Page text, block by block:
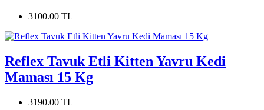
3100.00 TL
Reflex Tavuk Etli Kitten Yavru Kedi
Maması 15 Kg
3190.00 TL